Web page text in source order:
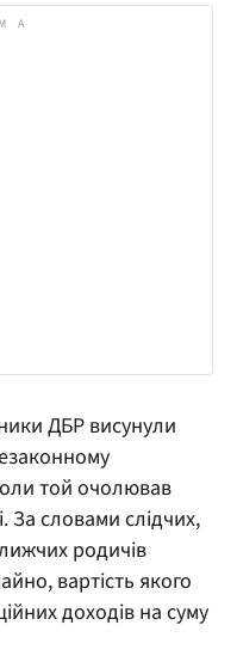
ДБР висунули
той очолював
За словами слідчих,
родичів
вартість якого
доходів на суму